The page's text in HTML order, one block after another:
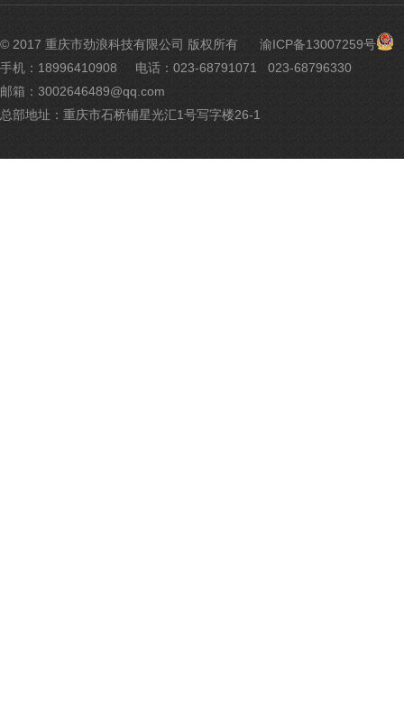
© 2017 重庆市劲浪科技有限公司 版权所有 渝ICP备13007259号 渝
手机：18996410908
电话：023-68791071 023-68796330
邮箱：3002646489@qq.com
总部地址：重庆市石桥铺星光汇1号写字楼26-1